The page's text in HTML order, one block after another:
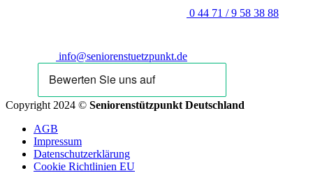
0 44 71 / 9 58 38 88
info@seniorenstuetzpunkt.de
Copyright 2024 © Seniorenstützpunkt Deutschland
AGB
Impressum
Datenschutzerklärung
Cookie Richtlinien EU